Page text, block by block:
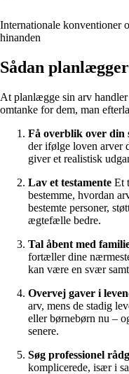
Internationale konventioner
hinanden
Sådan
At planlægge sin arv
omtanke for dem, man
Få overblik over din
der ifølge loven arver
giver et realistisk
Lav et testamente Et
bestemme, hvordan
bestemte personer,
ægtefælle bedre.
Tal åbent med
fortæller dine
kan være en svær
Overvej gaver i
arv, mens de stadig
eller børnebørn nu –
senere.
Søg professionel
komplicerede, især i